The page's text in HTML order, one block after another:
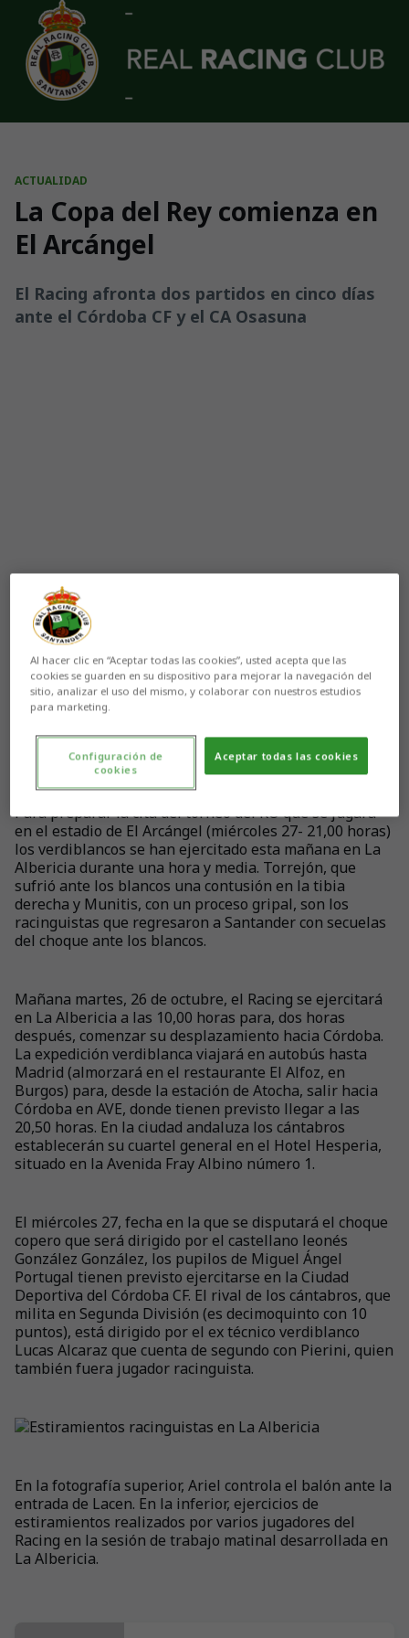
Skip to main content
ACTUALIDAD
La Copa del Rey comienza en
El Arcángel
El Racing afronta dos partidos en cinco días
ante el Córdoba CF y el CA Osasuna
Aún no hay reacciones. ¡Sé el primero!
Tres encuentros en una semana. Después de haber
Racing afrontará dos compromisos en cinco días: ante
el Córdoba CF a domicilio en los dieciseisavos de final
de la Copa del Rey y frente al Club Atlético Osasuna, en
Los Campos de Sport, en la novena jornada liguera.
Para preparar la cita del torneo del KO que se jugará
en el estadio de El Arcángel (miércoles 27- 21,00 horas)
los verdiblancos se han ejercitado esta mañana en La
Albericia durante una hora y media. Torrejón, que
sufrió ante los blancos una contusión en la tibia
derecha y Munitis, con un proceso gripal, son los
racinguistas que regresaron a Santander con secuelas
del choque ante los blancos.
Mañana martes, 26 de octubre, el Racing se ejercitará
en La Albericia a las 10,00 horas para, dos horas
después, comenzar su desplazamiento hacia Córdoba.
La expedición verdiblanca viajará en autobús hasta
Madrid (almorzará en el restaurante El Alfoz, en
Burgos) para, desde la estación de Atocha, salir hacia
Córdoba en AVE, donde tienen previsto llegar a las
20,50 horas. En la ciudad andaluza los cántabros
establecerán su cuartel general en el Hotel Hesperia,
situado en la Avenida Fray Albino número 1.
El miércoles 27, fecha en la que se disputará el choque
copero que será dirigido por el castellano leonés
González González, los pupilos de Miguel Ángel
Portugal tienen previsto ejercitarse en la Ciudad
Deportiva del Córdoba CF. El rival de los cántabros, que
milita en Segunda División (es decimoquinto con 10
puntos), está dirigido por el ex técnico verdiblanco
Lucas Alcaraz que cuenta de segundo con Pierini, quien
también fuera jugador racinguista.
En la fotografía superior, Ariel controla el balón ante la
entrada de Lacen. En la inferior, ejercicios de
estiramientos realizados por varios jugadores del
Racing en la sesión de trabajo matinal desarrollada en
La Albericia.
Al hacer clic en “Aceptar todas las cookies”, usted acepta que las
cookies se guarden en su dispositivo para mejorar la navegación del
sitio, analizar el uso del mismo, y colaborar con nuestros estudios
para marketing.
Aceptar todas las cookies
Configuración de
cookies